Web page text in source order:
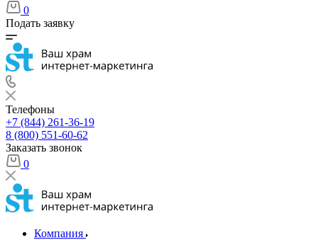
0
Подать заявку
Телефоны
+7 (844) 261-36-19
8 (800) 551-60-62
Заказать звонок
0
Компания